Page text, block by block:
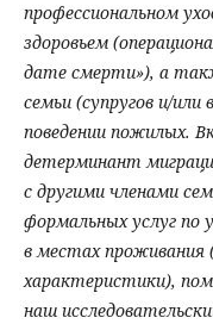
профессиональном
здоровьем
дате смерти»), а
семьи (супругов и/
поведении пожилых.
детерминант
с другими членами
формальных услуг по
в местах проживания
характеристики),
наш